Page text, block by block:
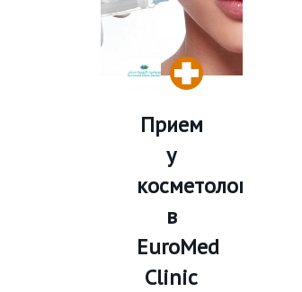
Прием
у
косметолога
в
EuroMed
Clinic